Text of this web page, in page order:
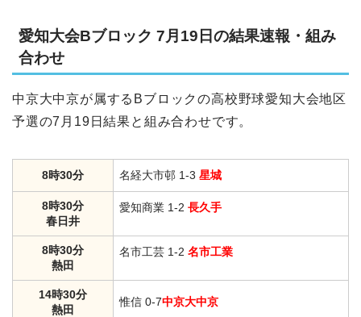
愛知大会Bブロック 7月19日の結果速報・組み
合わせ
中京大中京が属するBブロックの高校野球愛知大会地区
予選の7月19日結果と組み合わせです。
8時30分 名経大市邨 1-3 星城
8時30分
春日井
愛知商業 1-2 長久手
8時30分
熱田
名市工芸 1-2 名市工業
14時30分
熱田
惟信 0-7中京大中京